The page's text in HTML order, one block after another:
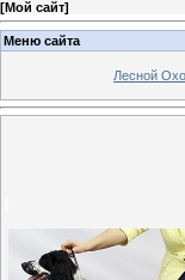
[Мой сайт]
Меню сайта
Лесной